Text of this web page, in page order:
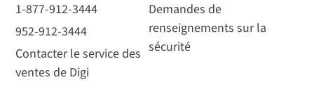
1-877-912-3444
952-912-3444
Contacter le service des
ventes de Digi
Demandes de
renseignements sur la
sécurité